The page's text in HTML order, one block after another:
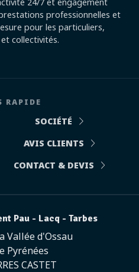
professionnelles et
pour les particuliers,
collectivités.
RAPIDE
SOCIÉTÉ
AVIS CLIENTS
CONTACT & DEVIS
Pau - Lacq - Tarbes
Vallée d'Ossau
Pyrénées
CASTET